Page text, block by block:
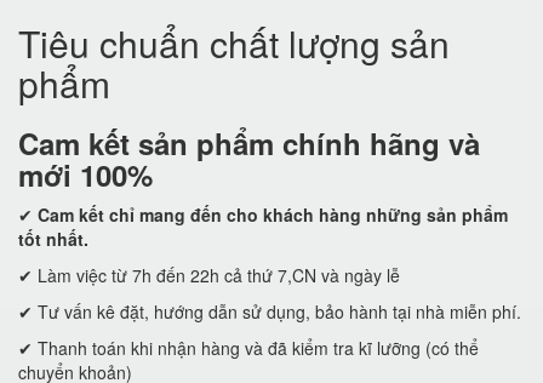
Tiêu chuẩn chất lượng sản
phẩm
Cam kết sản phẩm chính hãng và
mới 100%
✔ Cam kết chỉ mang đến cho khách hàng những sản phẩm
tốt nhất.
✔ Làm việc từ 7h đến 22h cả thứ 7,CN và ngày lễ
✔ Tư vấn kê đặt, hướng dẫn sử dụng, bảo hành tại nhà miễn phí.
✔ Thanh toán khi nhận hàng và đã kiểm tra kĩ lưỡng (có thể
chuyển khoản)